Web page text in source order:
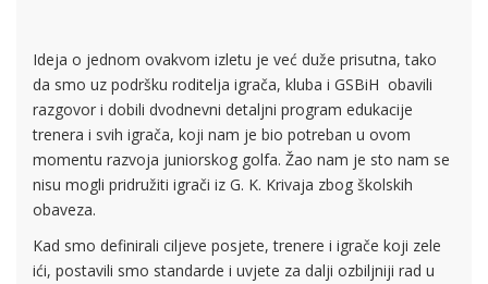
Ideja o jednom ovakvom izletu je već duže prisutna, tako
da smo uz podršku roditelja igrača, kluba i GSBiH obavili
razgovor i dobili dvodnevni detaljni program edukacije
trenera i svih igrača, koji nam je bio potreban u ovom
momentu razvoja juniorskog golfa. Žao nam je sto nam se
nisu mogli pridružiti igrači iz G. K. Krivaja zbog školskih
obaveza.
Kad smo definirali ciljeve posjete, trenere i igrače koji zele
ići, postavili smo standarde i uvjete za dalji ozbiljniji rad u